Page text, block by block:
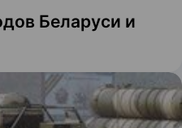
Беларуси и